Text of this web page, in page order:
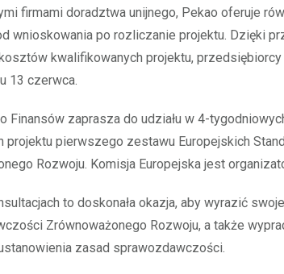
firmami doradztwa unijnego, Pekao oferuje
wnioskowania po rozliczanie projektu. Dzięki
kwalifikowanych projektu,
13 czerwca.
Finansów zaprasza do udziału w 4-
projektu pierwszego zestawu Europejskich
Rozwoju. Komisja Europejska jest
to doskonała okazja, aby wyrazić
Zrównoważonego Rozwoju, a także
zasad sprawozdawczości.